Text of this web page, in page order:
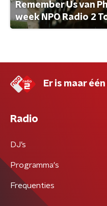
Remember Us van
week NPO Radio 2
Er is maar
Radio
DJ’s
Programma's
Frequenties